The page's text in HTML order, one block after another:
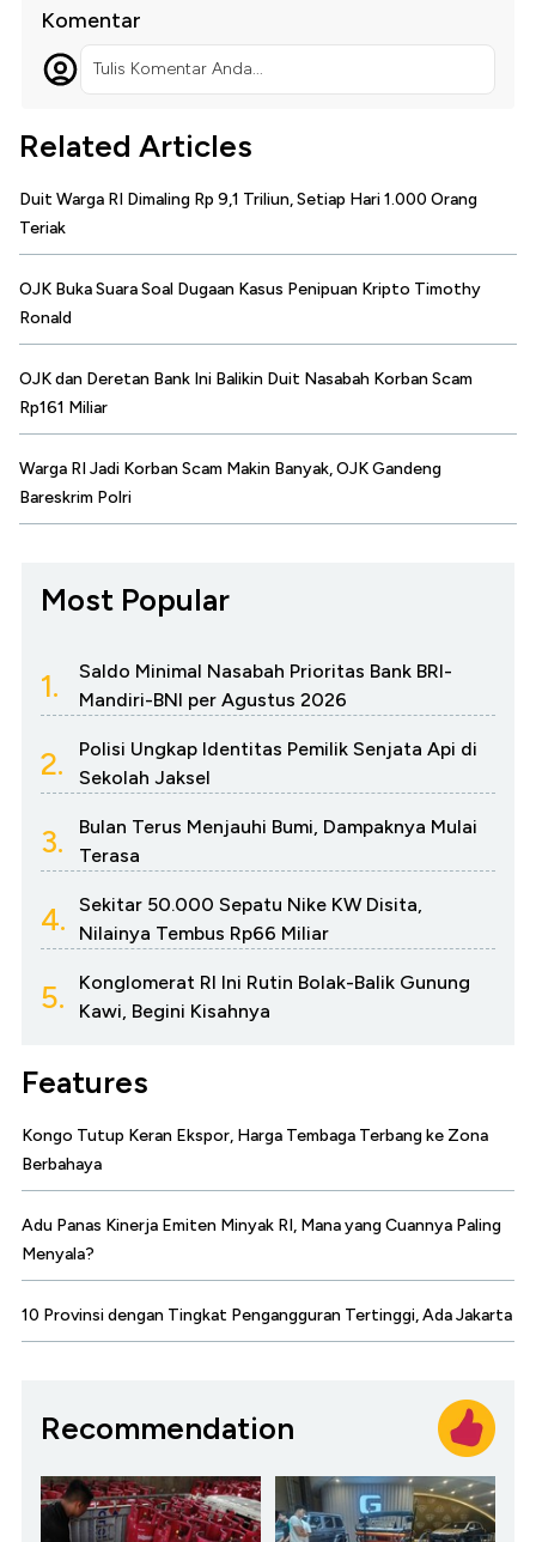
Komentar
Tulis Komentar Anda...
Related Articles
Duit Warga RI Dimaling Rp 9,1 Triliun, Setiap Hari 1.000 Orang
Teriak
OJK Buka Suara Soal Dugaan Kasus Penipuan Kripto Timothy
Ronald
OJK dan Deretan Bank Ini Balikin Duit Nasabah Korban Scam
Rp161 Miliar
Warga RI Jadi Korban Scam Makin Banyak, OJK Gandeng
Bareskrim Polri
Most Popular
1.
Saldo Minimal Nasabah Prioritas Bank BRI-
Mandiri-BNI per Agustus 2026
2.
Polisi Ungkap Identitas Pemilik Senjata Api di
Sekolah Jaksel
3.
Bulan Terus Menjauhi Bumi, Dampaknya Mulai
Terasa
4.
Sekitar 50.000 Sepatu Nike KW Disita,
Nilainya Tembus Rp66 Miliar
5.
Konglomerat RI Ini Rutin Bolak-Balik Gunung
Kawi, Begini Kisahnya
Features
Kongo Tutup Keran Ekspor, Harga Tembaga Terbang ke Zona
Berbahaya
Adu Panas Kinerja Emiten Minyak RI, Mana yang Cuannya Paling
Menyala?
10 Provinsi dengan Tingkat Pengangguran Tertinggi, Ada Jakarta
Recommendation